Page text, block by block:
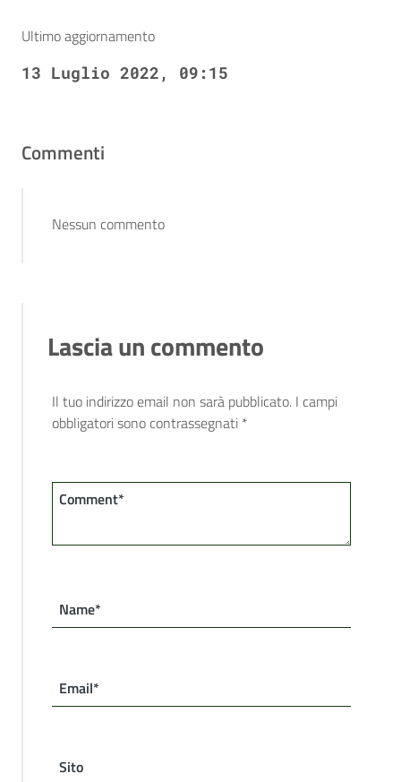
Ultimo aggiornamento
13 Luglio 2022, 09:15
Commenti
Nessun commento
Lascia un commento
Il tuo indirizzo email non sarà pubblicato. I campi
obbligatori sono contrassegnati *
Comment*
Name*
Email*
Sito